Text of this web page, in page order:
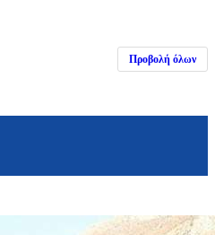
Προβολή όλων